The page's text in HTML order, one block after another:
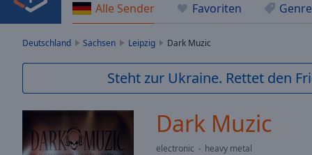
Backward
Skip
Current
Duration-:-
Loaded:
0.00%
Alle Sender Favoriten
Deutschland Sachsen Leipzig Dark Muzic
Steht zur Ukraine. Rettet den
Dark Muzic
electronic
heavy metal